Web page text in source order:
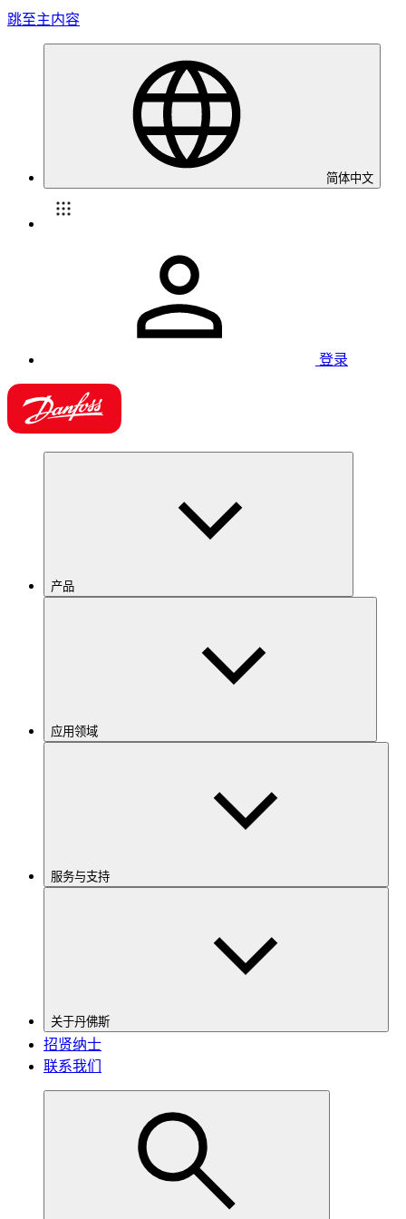
跳至主内容
简体中文
登录
产品
应用领域
服务与支持
关于丹佛斯
招贤纳士
联系我们